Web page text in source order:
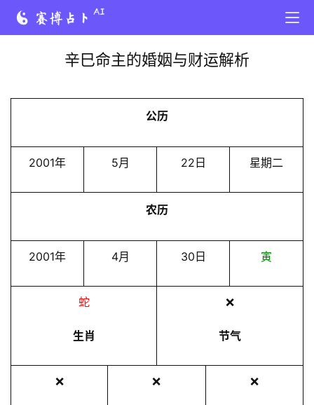
辛巳命主的婚姻与财运解析
公历
2001年 5月 22日 星期二
农历
2001年 4月 30日 寅
蛇
生肖
❌
节气
❌ ❌ ❌